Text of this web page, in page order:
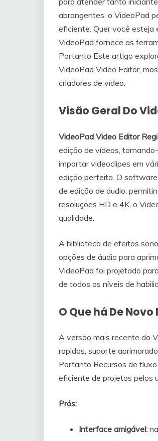
abrangentes, o VideoPad
eficiente. Quer você esteja
VideoPad fornece as
Portanto Este artigo
VideoPad Video Editor,
criadores de vídeo.
Visão Geral Do
VideoPad Video Editor
edição de vídeos,
importar videoclipes em
edição perfeita. O
de edição de áudio,
resoluções HD e 4K, o
qualidade.
A biblioteca de efeitos
opções de áudio para
VideoPad foi projetado
de todos os níveis de
O Que há De
A versão mais recente do
rápidas, suporte
Portanto Recursos de
eficiente de projetos pelos
Prós:
Interface amigável: